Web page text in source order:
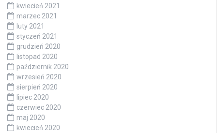
kwiecień 2021
marzec 2021
luty 2021
styczeń 2021
grudzień 2020
listopad 2020
październik 2020
wrzesień 2020
sierpień 2020
lipiec 2020
czerwiec 2020
maj 2020
kwiecień 2020